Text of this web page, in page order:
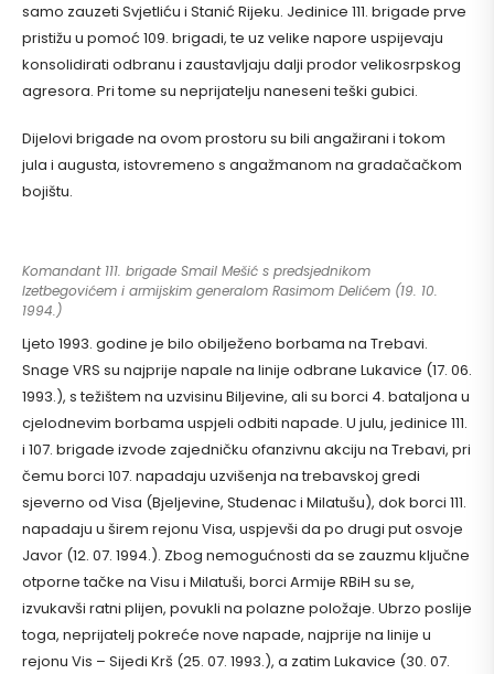
samo zauzeti Svjetliću i Stanić Rijeku. Jedinice 111. brigade prve
pristižu u pomoć 109. brigadi, te uz velike napore uspijevaju
konsolidirati odbranu i zaustavljaju dalji prodor velikosrpskog
agresora. Pri tome su neprijatelju naneseni teški gubici.
Dijelovi brigade na ovom prostoru su bili angažirani i tokom
jula i augusta, istovremeno s angažmanom na gradačačkom
bojištu.
Komandant 111. brigade Smail Mešić s predsjednikom
Izetbegovićem i armijskim generalom Rasimom Delićem (19. 10.
1994.)
Ljeto 1993. godine je bilo obilježeno borbama na Trebavi.
Snage VRS su najprije napale na linije odbrane Lukavice (17. 06.
1993.), s težištem na uzvisinu Biljevine, ali su borci 4. bataljona u
cjelodnevim borbama uspjeli odbiti napade. U julu, jedinice 111.
i 107. brigade izvode zajedničku ofanzivnu akciju na Trebavi, pri
čemu borci 107. napadaju uzvišenja na trebavskoj gredi
sjeverno od Visa (Bjeljevine, Studenac i Milatušu), dok borci 111.
napadaju u širem rejonu Visa, uspjevši da po drugi put osvoje
Javor (12. 07. 1994.). Zbog nemogućnosti da se zauzmu ključne
otporne tačke na Visu i Milatuši, borci Armije RBiH su se,
izvukavši ratni plijen, povukli na polazne položaje. Ubrzo poslije
toga, neprijatelj pokreće nove napade, najprije na linije u
rejonu Vis – Sijedi Krš (25. 07. 1993.), a zatim Lukavice (30. 07.